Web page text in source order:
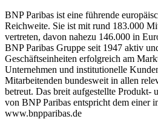
BNP Paribas ist eine führende
Reichweite. Sie ist mit rund 183.000
vertreten, davon nahezu 146.000 in
BNP Paribas Gruppe seit 1947 aktiv
Geschäftseinheiten erfolgreich am
Unternehmen und institutionelle
Mitarbeitenden bundesweit in allen
betreut. Das breit aufgestellte Produkt-
von BNP Paribas entspricht dem einer
www.bnpparibas.de